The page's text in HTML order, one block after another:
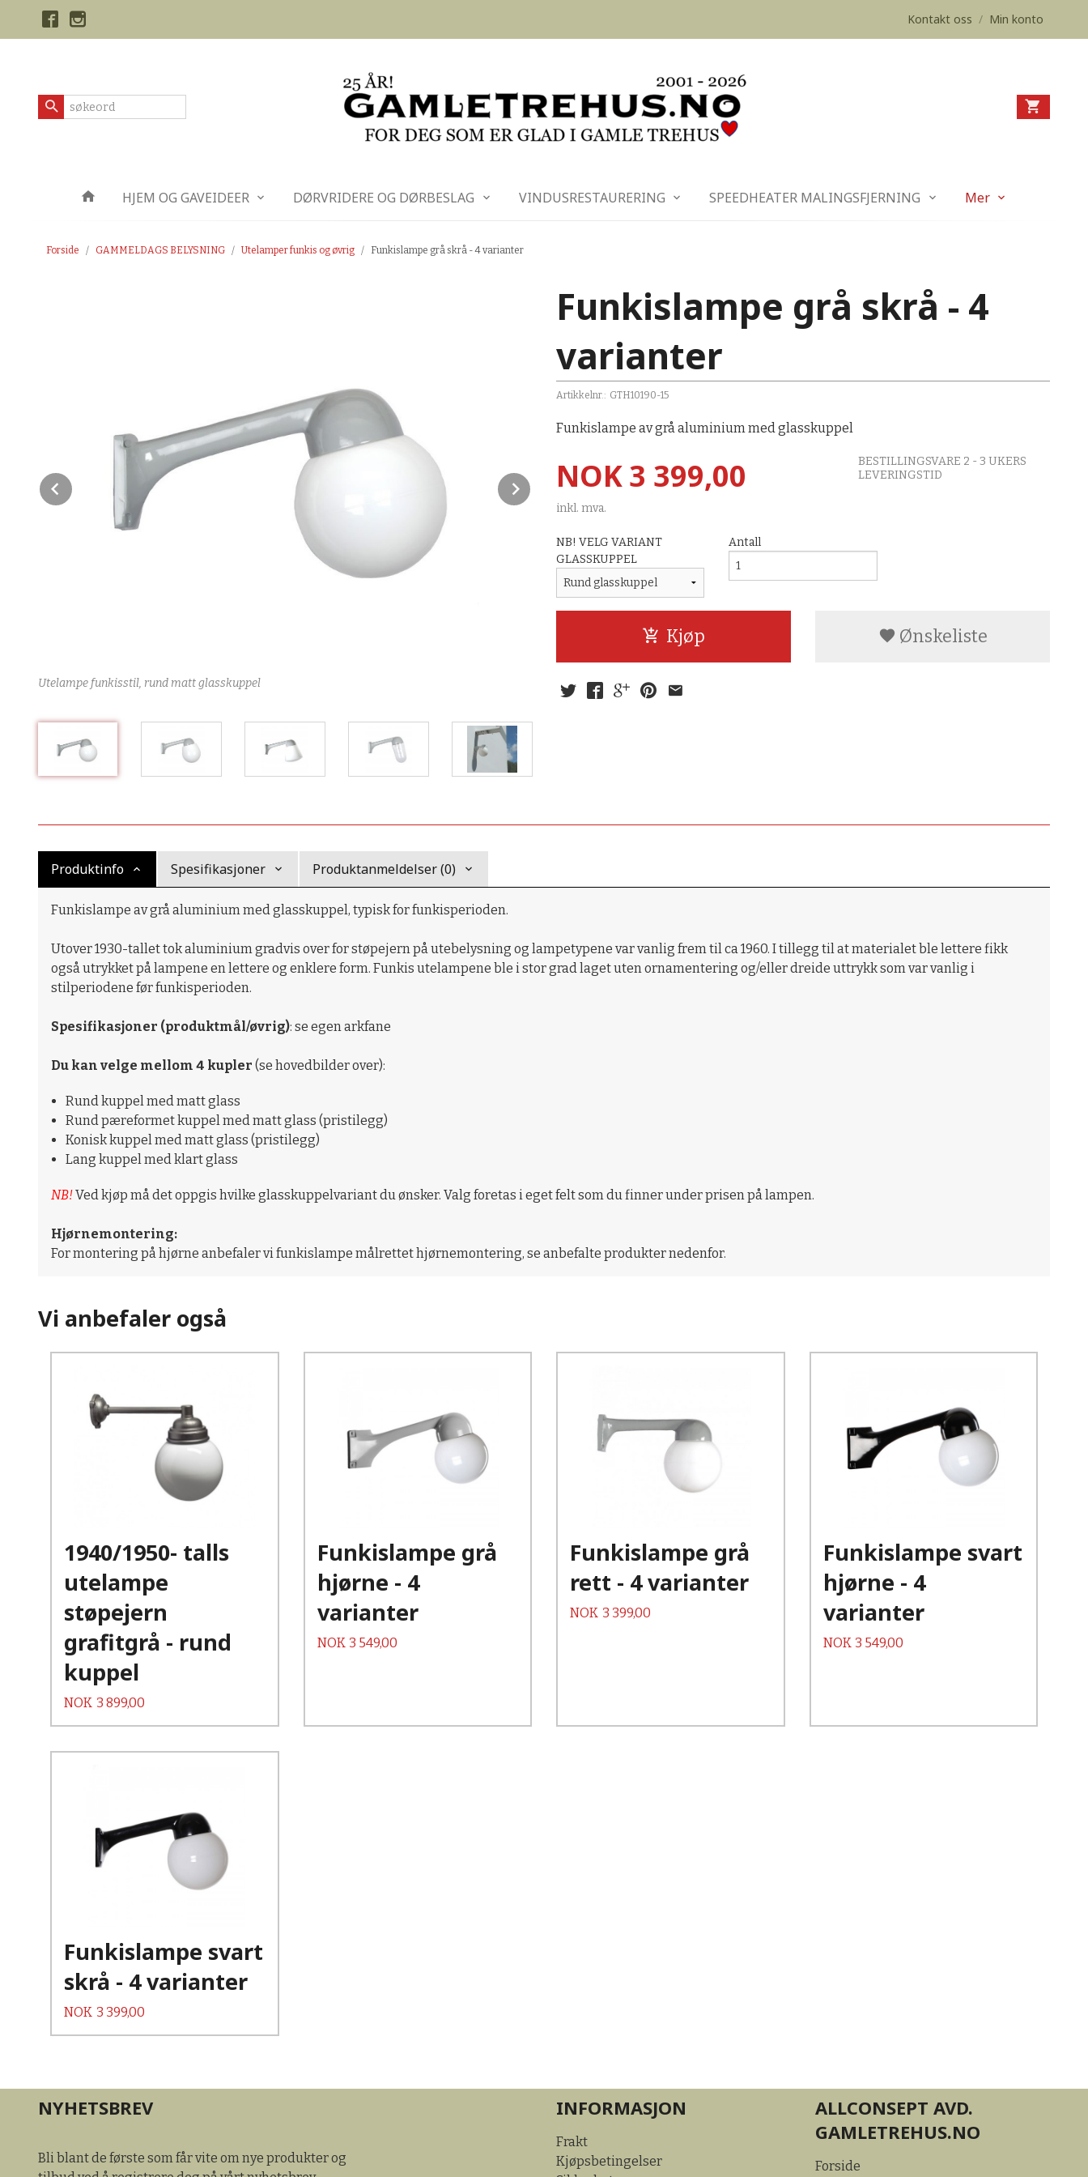
Kontakt oss / Min konto
Produkter HJEM OG GAVEIDEER DØRVRIDERE OG DØRBESLAG VINDUSRESTAURERING SPEEDHEATER MALINGSFJERNING Mer
Forside GAMMELDAGS BELYSNING Utelamper funkis og øvrig Funkislampe grå skrå - 4 varianter
Utelampe funkisstil, rund matt glasskuppel Utelampe funkisstil, pæreformet matt glasskuppel
Next
Funkislampe grå skrå - 4
varianter
Artikkelnr.: GTH10190-15
Funkislampe av grå aluminium med glasskuppel
Pris
NOK3 399,00
inkl. mva.
BESTILLINGSVARE 2 - 3 UKERS
LEVERINGSTID
NB! VELG VARIANT
GLASSKUPPEL
Antall
Kjøp Ønskeliste
Produktinfo Spesifikasjoner Produktanmeldelser (0)
Funkislampe av grå aluminium med glasskuppel, typisk for funkisperioden.
Utover 1930-tallet tok aluminium gradvis over for støpejern på utebelysning og lampetypene var vanlig frem til ca 1960. I tillegg til at materialet ble lettere fikk
også utrykket på lampene en lettere og enklere form. Funkis utelampene ble i stor grad laget uten ornamentering og/eller dreide uttrykk som var vanlig i
stilperiodene før funkisperioden.
Spesifikasjoner (produktmål/øvrig): se egen arkfane
Du kan velge mellom 4 kupler (se hovedbilder over):
Rund kuppel med matt glass
Rund pæreformet kuppel med matt glass (pristilegg)
Konisk kuppel med matt glass (pristilegg)
Lang kuppel med klart glass
NB!Ved kjøp må det oppgis hvilke glasskuppelvariant du ønsker. Valg foretas i eget felt som du finner under prisen på lampen.
Hjørnemontering:
For montering på hjørne anbefaler vi funkislampe målrettet hjørnemontering, se anbefalte produkter nedenfor.
Vi anbefaler også
1940/1950- talls
utelampe
støpejern
grafitgrå - rund
kuppel
Pris
NOK 3 899,00
Kjøp
Funkislampe grå
hjørne - 4
varianter
Pris
NOK 3 549,00
Funkislampe grå
rett - 4 varianter
Pris
NOK 3 399,00
Funkislampe svart
hjørne - 4
varianter
Pris
NOK 3 549,00
Funkislampe svart
skrå - 4 varianter
Pris
NOK 3 399,00
NYHETSBREV
Bli blant de første som får vite om nye produkter og
INFORMASJON
Frakt
Kjøpsbetingelser
ALLCONSEPT AVD.
GAMLETREHUS.NO
Forside